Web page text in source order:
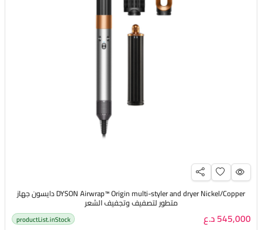
DYSON Airwrap™ Origin multi-styler and dryer Nickel/Copper دايسون جهاز
متطور لتصفيف وتجفيف الشعر
545,000 د.ع productList.inStock